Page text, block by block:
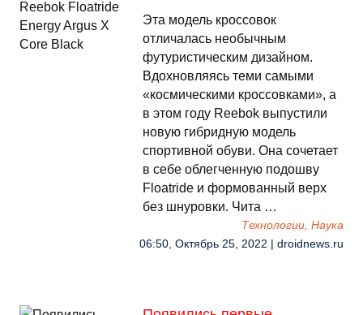
Эта модель кроссовок
отличалась необычным
футуристическим дизайном.
Вдохновляясь теми самыми
«космическими кроссовками», а
в этом году Reebok выпустили
новую гибридную модель
спортивной обуви. Она сочетает
в себе облегченную подошву
Floatride и формованный верх
без шнуровки. Чита …
Технологии, Наука
06:50, Октябрь 25, 2022 | droidnews.ru